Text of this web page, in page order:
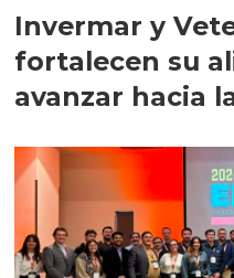
Invermar y
fortalecen su
avanzar hacia